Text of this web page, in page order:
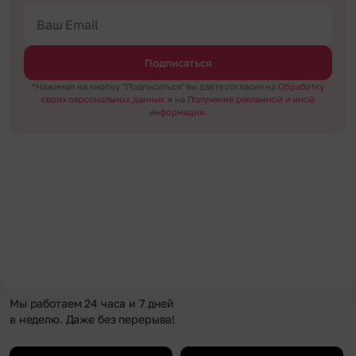
Подписаться
*Нажимая на кнопку "Подписаться" вы даёте согласие на Обработку
своих персональных данных и на Получение рекламной и иной
информации.
Мы работаем 24 часа и 7 дней
в неделю. Даже без перерыва!